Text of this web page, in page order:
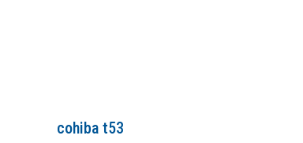
cohiba t53